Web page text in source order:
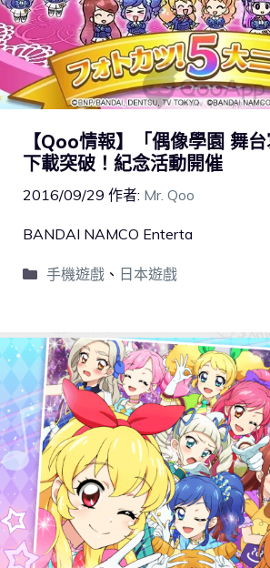
【Qoo情報】「偶像學園 舞
下載突破！紀念活動開催
2016/09/29 作者: Mr. Qoo
BANDAI NAMCO Enterta
手機遊戲、 日本遊戲